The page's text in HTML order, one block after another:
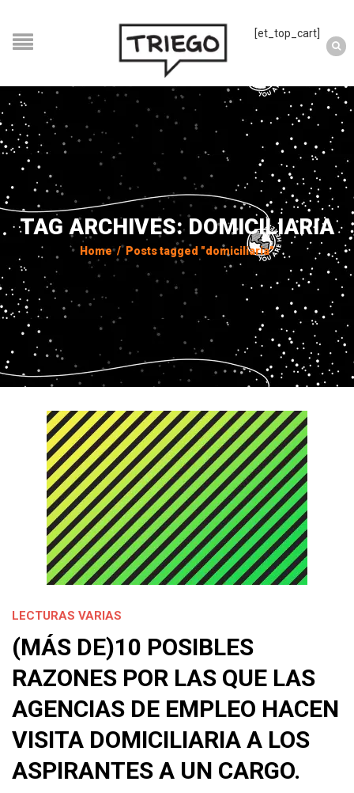
[et_top_cart]
TAG ARCHIVES: DOMICILIARIA
Home / Posts tagged "domiciliaria"
LECTURAS VARIAS
(MÁS DE)10 POSIBLES
RAZONES POR LAS QUE LAS
AGENCIAS DE EMPLEO HACEN
VISITA DOMICILIARIA A LOS
ASPIRANTES A UN CARGO.